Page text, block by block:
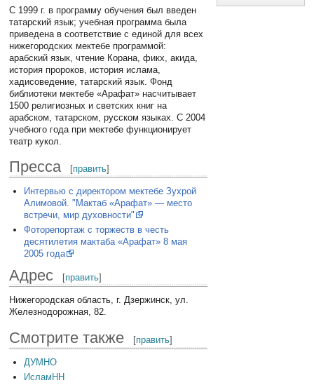
С 1999 г. в программу обучения был введен
татарский язык; учебная программа была
приведена в соответствие с единой для всех
нижегородских мектебе программой:
арабский язык, чтение Корана, фикх, акида,
история пророков, история ислама,
хадисоведение, татарский язык. Фонд
библиотеки мектебе «Арафат» насчитывает
1500 религиозных и светских книг на
арабском, татарском, русском языках. С 2004
учебного года при мектебе функционирует
театр кукол.
Пресса [править]
Интервью с директором мектебе Зухрой
Алимовой. "Мактаб «Арафат» — место
встречи, мир духовности"
Фоторепортаж с торжеств в честь
десятилетия мактаба «Арафат» 8 мая
2005 года
Адрес [править]
Нижегородская область, г. Дзержинск, ул.
Железнодорожная, 82.
Смотрите также [править]
ДУМНО
ИсламНН